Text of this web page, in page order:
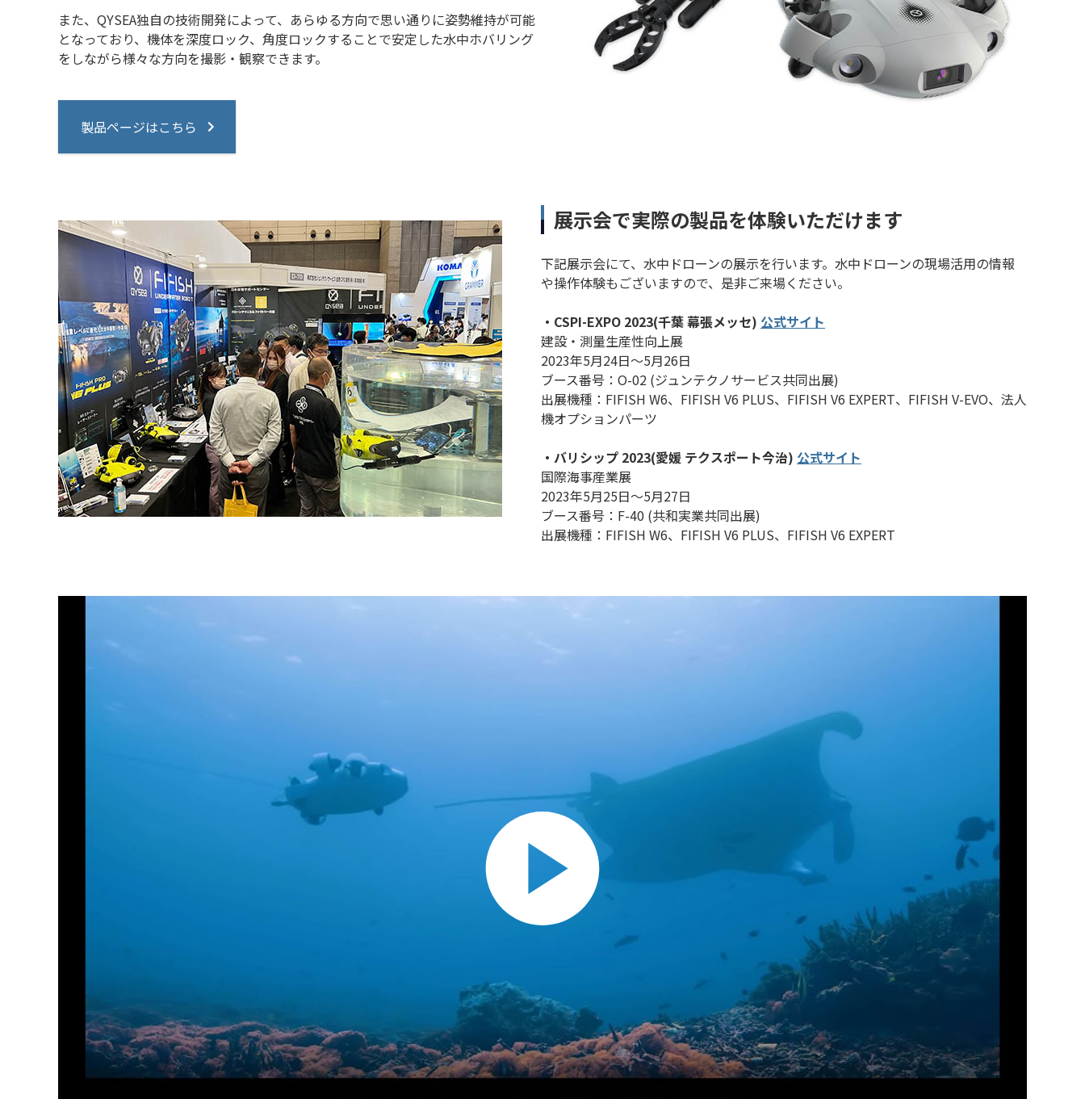
また、QYSEA独自の技術開発によって、あらゆる方向で思い通りに姿勢維持が可能
となっており、機体を深度ロック、角度ロックすることで安定した水中ホバリング
をしながら様々な方向を撮影・観察できます。
製品ページはこちら
展示会で実際の製品を体験いただけます
下記展示会にて、水中ドローンの展示を行います。水中ドローンの現場活用の情報
や操作体験もございますので、是非ご来場ください。
・CSPI-EXPO 2023(千葉 幕張メッセ) 公式サイト
建設・測量生産性向上展
2023年5月24日～5月26日
ブース番号：O-02 (ジュンテクノサービス共同出展)
出展機種：FIFISH W6、FIFISH V6 PLUS、FIFISH V6 EXPERT、FIFISH V-EVO、法人
機オプションパーツ
・バリシップ 2023(愛媛 テクスポート今治) 公式サイト
国際海事産業展
2023年5月25日～5月27日
ブース番号：F-40 (共和実業共同出展)
出展機種：FIFISH W6、FIFISH V6 PLUS、FIFISH V6 EXPERT